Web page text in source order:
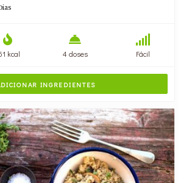
kcal 4 doses Fácil
INGREDIENTES